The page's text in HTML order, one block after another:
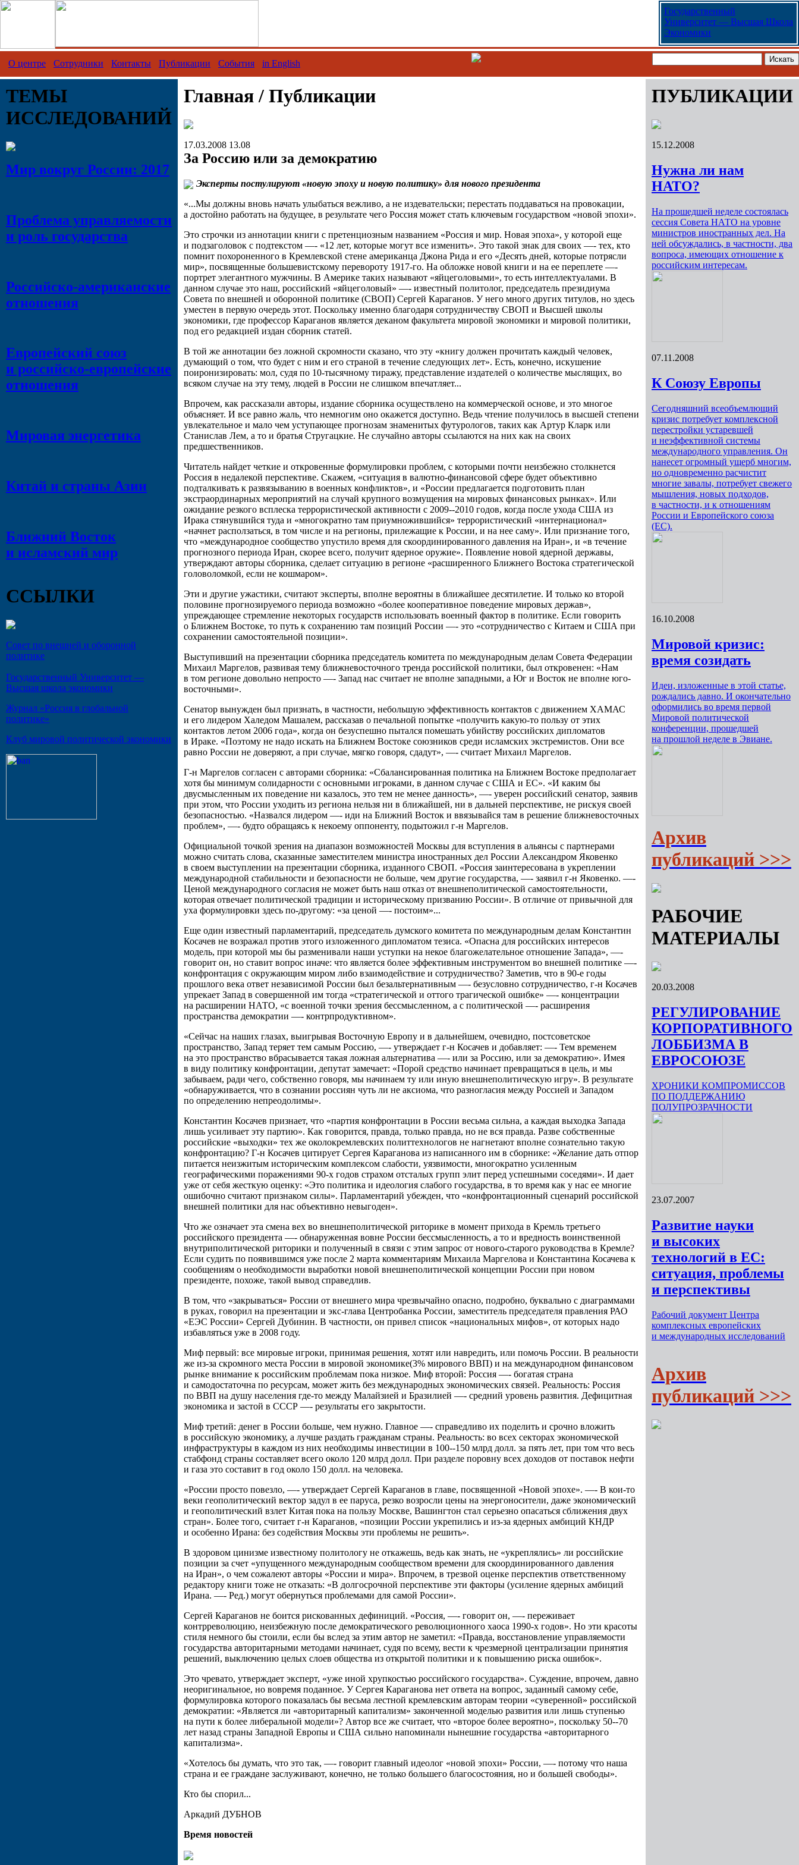
Государственный
Университет — Высшая Школа
Экономики
О центре Сотрудники Контакты Публикации События in English
ТЕМЫ
ИССЛЕДОВАНИЙ
Мир вокруг России: 2017
Проблема управляемости
и роль государства
Российско-американские
отношения
Европейский союз
и российско-европейские
отношения
Мировая энергетика
Китай и страны Азии
Ближний Восток
и исламский мир
ССЫЛКИ
Совет по внешней и оборонной
политике
Государственный Университет —
Высшая школа экономики
Журнал «Россия в глобальной
политике»
Клуб мировой политической экономики
Главная / Публикации
17.03.2008 13.08
За Россию или за демократию
Эксперты постулируют «новую эпоху и новую политику» для нового президента
«...Мы должны вновь начать улыбаться вежливо, а не издевательски; перестать поддаваться на провокации,
а достойно работать на будущее, в результате чего Россия может стать ключевым государством «новой эпохи».
Это строчки из аннотации книги с претенциозным названием «Россия и мир. Новая эпоха», у которой еще
и подзаголовок с подтекстом —- «12 лет, которые могут все изменить». Это такой знак для своих —- тех, кто
помнит похороненного в Кремлевской стене американца Джона Рида и его «Десять дней, которые потрясли
мир», посвященные большевистскому перевороту 1917-го. На обложке новой книги и на ее переплете —-
портрет элегантного мужчины. В Америке таких называют «яйцеголовыми», то есть интеллектуалами. В
данном случае это наш, российский «яйцеголовый» —- известный политолог, председатель президиума
Совета по внешней и оборонной политике (СВОП) Сергей Караганов. У него много других титулов, но здесь
уместен в первую очередь этот. Поскольку именно благодаря сотрудничеству СВОП и Высшей школы
экономики, где профессор Караганов является деканом факультета мировой экономики и мировой политики,
под его редакцией издан сборник статей.
В той же аннотации без ложной скромности сказано, что эту «книгу должен прочитать каждый человек,
думающий о том, что будет с ним и его страной в течение следующих лет». Есть, конечно, искушение
поиронизировать: мол, судя по 10-тысячному тиражу, представление издателей о количестве мыслящих, во
всяком случае на эту тему, людей в России не слишком впечатляет...
Впрочем, как рассказали авторы, издание сборника осуществлено на коммерческой основе, и это многое
объясняет. И все равно жаль, что немногим оно окажется доступно. Ведь чтение получилось в высшей степени
увлекательное и мало чем уступающее прогнозам знаменитых футурологов, таких как Артур Кларк или
Станислав Лем, а то и братья Стругацкие. Не случайно авторы ссылаются на них как на своих
предшественников.
Читатель найдет четкие и откровенные формулировки проблем, с которыми почти неизбежно столкнется
Россия в недалекой перспективе. Скажем, «ситуация в валютно-финансовой сфере будет объективно
подталкивать к развязыванию в военных конфликтов», и «России предлагается подготовить план
экстраординарных мероприятий на случай крупного возмущения на мировых финансовых рынках». Или
ожидание резкого всплеска террористической активности с 2009--2010 годов, когда после ухода США из
Ирака стянувшийся туда и «многократно там приумножившийся» террористический «интернационал»
«начнет расползаться, в том числе и на регионы, прилежащие к России, и на нее саму». Или признание того,
что «международное сообщество упустило время для скоординированного давления на Иран», и «в течение
прогнозного периода Иран, скорее всего, получит ядерное оружие». Появление новой ядерной державы,
утверждают авторы сборника, сделает ситуацию в регионе «расширенного Ближнего Востока стратегической
головоломкой, если не кошмаром».
Эти и другие ужастики, считают эксперты, вполне вероятны в ближайшее десятилетие. И только ко второй
половине прогнозируемого периода возможно «более кооперативное поведение мировых держав»,
упреждающее стремление некоторых государств использовать военный фактор в политике. Если говорить
о Ближнем Востоке, то путь к сохранению там позиций России —- это «сотрудничество с Китаем и США при
сохранении самостоятельной позиции».
Выступивший на презентации сборника председатель комитета по международным делам Совета Федерации
Михаил Маргелов, развивая тему ближневосточного тренда российской политики, был откровенен: «Нам
в том регионе довольно непросто —- Запад нас считает не вполне западными, а Юг и Восток не вполне юго-
восточными».
Сенатор вынужден был признать, в частности, небольшую эффективность контактов с движением ХАМАС
и его лидером Халедом Машалем, рассказав о печальной попытке «получить какую-то пользу от этих
контактов летом 2006 года», когда он безуспешно пытался помешать убийству российских дипломатов
в Ираке. «Поэтому не надо искать на Ближнем Востоке союзников среди исламских экстремистов. Они все
равно России не доверяют, а при случае, мягко говоря, сдадут», —- считает Михаил Маргелов.
Г-н Маргелов согласен с авторами сборника: «Сбалансированная политика на Ближнем Востоке предполагает
хотя бы минимум солидарности с основными игроками, в данном случае с США и ЕС». «И каким бы
двусмысленным их поведение ни казалось, это тем не менее данность», —- уверен российский сенатор, заявив
при этом, что России уходить из региона нельзя ни в ближайшей, ни в дальней перспективе, не рискуя своей
безопасностью. «Назвался лидером —- иди на Ближний Восток и ввязывайся там в решение ближневосточных
проблем», —- будто обращаясь к некоему оппоненту, подытожил г-н Маргелов.
Официальной точкой зрения на диапазон возможностей Москвы для вступления в альянсы с партнерами
можно считать слова, сказанные заместителем министра иностранных дел России Александром Яковенко
в своем выступлении на презентации сборника, изданного СВОП. «Россия заинтересована в укреплении
международной стабильности и безопасности не больше, чем другие государства, —- заявил г-н Яковенко. —-
Ценой международного согласия не может быть наш отказ от внешнеполитической самостоятельности,
которая отвечает политической традиции и историческому призванию России». В отличие от привычной для
уха формулировки здесь по-другому: «за ценой —- постоим»...
Еще один известный парламентарий, председатель думского комитета по международным делам Константин
Косачев не возражал против этого изложенного дипломатом тезиса. «Опасна для российских интересов
модель, при которой мы бы разменивали наши уступки на некое благожелательное отношение Запада», —-
говорит он, но ставит вопрос иначе: что является более эффективным инструментом во внешней политике —-
конфронтация с окружающим миром либо взаимодействие и сотрудничество? Заметив, что в 90-е годы
прошлого века ответ независимой России был безальтернативным —- безусловно сотрудничество, г-н Косачев
упрекает Запад в совершенной им тогда «стратегической и оттого трагической ошибке» —- концентрации
на расширении НАТО, «с военной точки зрения бессмысленном, а с политической —- расширения
пространства демократии —- контрпродуктивном».
«Сейчас на наших глазах, выигрывая Восточную Европу и в дальнейшем, очевидно, постсоветское
пространство, Запад теряет тем самым Россию, —- утверждает г-н Косачев и добавляет: —- Тем временем
на это пространство вбрасывается такая ложная альтернатива —- или за Россию, или за демократию». Имея
в виду политику конфронтации, депутат замечает: «Порой средство начинает превращаться в цель, и мы
забываем, ради чего, собственно говоря, мы начинаем ту или иную внешнеполитическую игру». В результате
«обнаруживается, что в сознании россиян чуть ли не аксиома, что разногласия между Россией и Западом
по определению непреодолимы».
Константин Косачев признает, что «партия конфронтации в России весьма сильна, а каждая выходка Запада
лишь усиливает эту партию». Как говорится, правда, только правда, но не вся правда. Разве собственные
российские «выходки» тех же околокремлевских политтехнологов не нагнетают вполне сознательно такую
конфронтацию? Г-н Косачев цитирует Сергея Караганова из написанного им в сборнике: «Желание дать отпор
питается неизжитым историческим комплексом слабости, уязвимости, многократно усиленным
географическими поражениями 90-х годов страхом отсталых групп элит перед успешными соседями». И дает
уже от себя жесткую оценку: «Это политика и идеология слабого государства, в то время как у нас ее многие
ошибочно считают признаком силы». Парламентарий убежден, что «конфронтационный сценарий российской
внешней политики для нас объективно невыгоден».
Что же означает эта смена вех во внешнеполитической риторике в момент прихода в Кремль третьего
российского президента —- обнаруженная вовне России бессмысленность, а то и вредность воинственной
внутриполитической риторики и полученный в связи с этим запрос от нового-старого руководства в Кремле?
Если судить по появившимся уже после 2 марта комментариям Михаила Маргелова и Константина Косачева к
сообщениям о необходимости выработки новой внешнеполитической концепции России при новом
президенте, похоже, такой вывод справедлив.
В том, что «закрываться» России от внешнего мира чрезвычайно опасно, подробно, буквально с диаграммами
в руках, говорил на презентации и экс-глава Центробанка России, заместитель председателя правления РАО
«ЕЭС России» Сергей Дубинин. В частности, он привел список «национальных мифов», от которых надо
избавляться уже в 2008 году.
Миф первый: все мировые игроки, принимая решения, хотят или навредить, или помочь России. В реальности
же из-за скромного места России в мировой экономике(3% мирового ВВП) и на международном финансовом
рынке внимание к российским проблемам пока низкое. Миф второй: Россия —- богатая страна
и самодостаточна по ресурсам, может жить без международных экономических связей. Реальность: Россия
по ВВП на душу населения где-то между Малайзией и Бразилией —- средний уровень развития. Дефицитная
экономика и застой в СССР —- результаты его закрытости.
Миф третий: денег в России больше, чем нужно. Главное —- справедливо их поделить и срочно вложить
в российскую экономику, а лучше раздать гражданам страны. Реальность: во всех секторах экономической
инфраструктуры в каждом из них необходимы инвестиции в 100--150 млрд долл. за пять лет, при том что весь
стабфонд страны составляет всего около 120 млрд долл. При разделе поровну всех доходов от поставок нефти
и газа это составит в год около 150 долл. на человека.
«России просто повезло, —- утверждает Сергей Караганов в главе, посвященной «Новой эпохе». —- В кои-то
веки геополитический вектор задул в ее паруса, резко возросли цены на энергоносители, даже экономический
и геополитический взлет Китая пока на пользу Москве, Вашингтон стал серьезно опасаться сближения двух
стран». Более того, считает г-н Караганов, «позиции России укрепились и из-за ядерных амбиций КНДР
и особенно Ирана: без содействия Москвы эти проблемы не решить».
В здоровом цинизме известному политологу не откажешь, ведь как знать, не «укреплялись» ли российские
позиции за счет «упущенного международным сообществом времени для скоординированного давления
на Иран», о чем сожалеют авторы «России и мира». Впрочем, в трезвой оценке перспектив ответственному
редактору книги тоже не отказать: «В долгосрочной перспективе эти факторы (усиление ядерных амбиций
Ирана. —- Ред.) могут обернуться проблемами для самой России».
Сергей Караганов не боится рискованных дефиниций. «Россия, —- говорит он, —- переживает
контрреволюцию, неизбежную после демократического революционного хаоса 1990-х годов». Но эти красоты
стиля немного бы стоили, если бы вслед за этим автор не заметил: «Правда, восстановление управляемости
государства авторитарными методами начинает, судя по всему, вести к чрезмерной централизации принятия
решений, выключению целых слоев общества из открытой политики и к повышению риска ошибок».
Это чревато, утверждает эксперт, «уже иной хрупкостью российского государства». Суждение, впрочем, давно
неоригинальное, но вовремя поданное. У Сергея Караганова нет ответа на вопрос, заданный самому себе,
формулировка которого показалась бы весьма лестной кремлевским авторам теории «суверенной» российской
демократии: «Является ли «авторитарный капитализм» законченной моделью развития или лишь ступенью
на пути к более либеральной модели»? Автор все же считает, что «второе более вероятно», поскольку 50--70
лет назад страны Западной Европы и США сильно напоминали нынешние государства «авторитарного
капитализма».
«Хотелось бы думать, что это так, —- говорит главный идеолог «новой эпохи» России, —- потому что наша
страна и ее граждане заслуживают, конечно, не только большего благосостояния, но и большей свободы».
Кто бы спорил...
Аркадий ДУБНОВ
Время новостей
ПУБЛИКАЦИИ
15.12.2008
Нужна ли нам
НАТО?
На прошедшей неделе состоялась
сессия Совета НАТО на уровне
министров иностранных дел. На
ней обсуждались, в частности, два
вопроса, имеющих отношение к
российским интересам.
07.11.2008
К Союзу Европы
Сегодняшний всеобъемлющий
кризис потребует комплексной
перестройки устаревшей
и неэффективной системы
международного управления. Он
нанесет огромный ущерб многим,
но одновременно расчистит
многие завалы, потребует свежего
мышления, новых подходов,
в частности, и к отношениям
России и Европейского союза
(ЕС).
16.10.2008
Мировой кризис:
время созидать
Идеи, изложенные в этой статье,
рождались давно. И окончательно
оформились во время первой
Мировой политической
конференции, прошедшей
на прошлой неделе в Эвиане.
Архив
публикаций >>>
РАБОЧИЕ
МАТЕРИАЛЫ
20.03.2008
РЕГУЛИРОВАНИЕ
КОРПОРАТИВНОГО
ЛОББИЗМА В
ЕВРОСОЮЗЕ
ХРОНИКИ КОМПРОМИССОВ
ПО ПОДДЕРЖАНИЮ
ПОЛУПРОЗРАЧНОСТИ
23.07.2007
Развитие науки
и высоких
технологий в ЕС:
ситуация, проблемы
и перспективы
Рабочий документ Центра
комплексных европейских
и международных исследований
Архив
публикаций >>>